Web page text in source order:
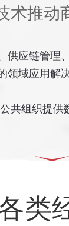
术推动
供应链管
域应用解决
共组织提
类